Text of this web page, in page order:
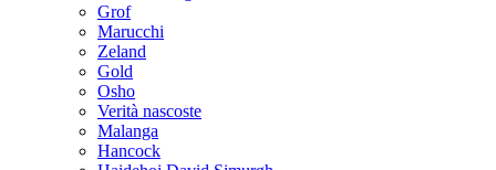
Grof
Marucchi
Zeland
Gold
Osho
Verità nascoste
Malanga
Hancock